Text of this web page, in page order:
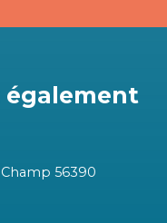
également